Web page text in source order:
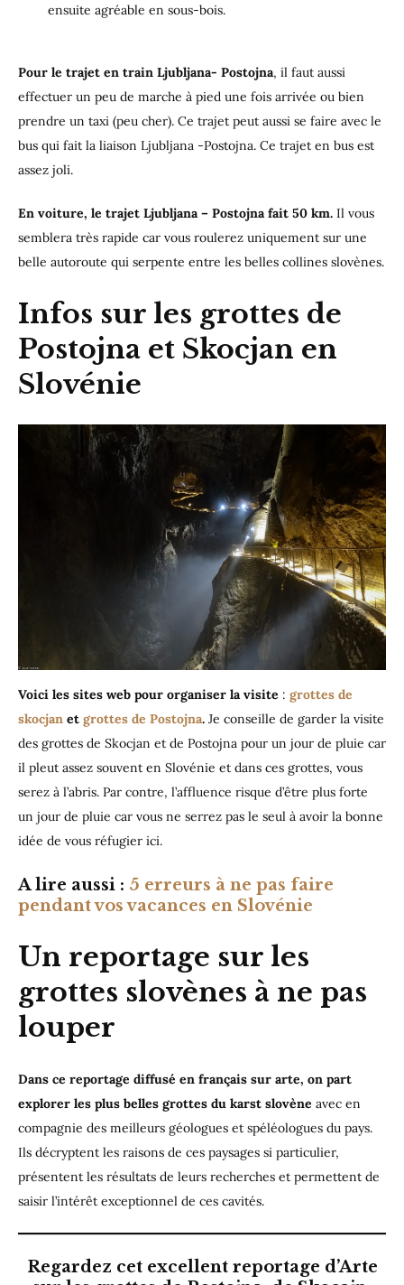
ensuite agréable en sous-bois.
Pour le trajet en train Ljubljana- Postojna, il faut aussi
effectuer un peu de marche à pied une fois arrivée ou bien
prendre un taxi (peu cher). Ce trajet peut aussi se faire avec le
bus qui fait la liaison Ljubljana -Postojna. Ce trajet en bus est
assez joli.
En voiture, le trajet Ljubljana – Postojna fait 50 km. Il vous
semblera très rapide car vous roulerez uniquement sur une
belle autoroute qui serpente entre les belles collines slovènes.
Infos sur les grottes de
Postojna et Skocjan en
Slovénie
Voici les sites web pour organiser la visite : grottes de
skocjan et grottes de Postojna. Je conseille de garder la visite
des grottes de Skocjan et de Postojna pour un jour de pluie car
il pleut assez souvent en Slovénie et dans ces grottes, vous
serez à l’abris. Par contre, l’affluence risque d’être plus forte
un jour de pluie car vous ne serrez pas le seul à avoir la bonne
idée de vous réfugier ici.
A lire aussi : 5 erreurs à ne pas faire
pendant vos vacances en Slovénie
Un reportage sur les
grottes slovènes à ne pas
louper
Dans ce reportage diffusé en français sur arte, on part
explorer les plus belles grottes du karst slovène avec en
compagnie des meilleurs géologues et spéléologues du pays.
Ils décryptent les raisons de ces paysages si particulier,
présentent les résultats de leurs recherches et permettent de
saisir l’intérêt exceptionnel de ces cavités.
Regardez cet excellent reportage d’Arte